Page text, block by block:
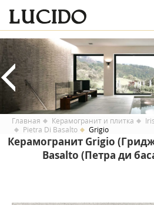
Главная Керамогранит и плитка
Pietra Di Basalto
Grigio
Керамогранит Grigio
Basalto (Петра ди